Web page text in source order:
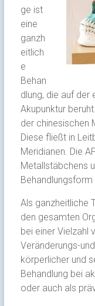
ge ist
eine
ganzh
eitlich
e
Behan
dlung, die auf der
Akupunktur
der chinesischen
Diese fließt in
Meridianen. Die
Metallstäbchens
Behandlungsform
Als ganzheitliche
den gesamten
bei einer Vielzahl
Veränderungs-
körperlicher und
Behandlung bei
oder auch als